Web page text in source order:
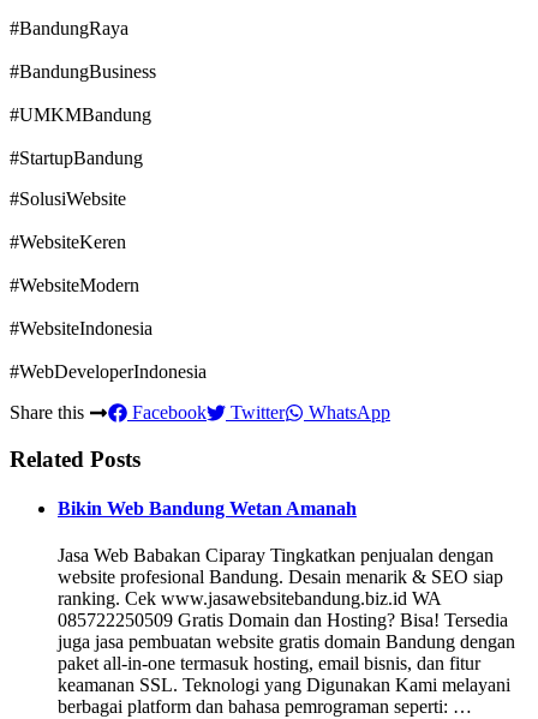
#BandungRaya
#BandungBusiness
#UMKMBandung
#StartupBandung
#SolusiWebsite
#WebsiteKeren
#WebsiteModern
#WebsiteIndonesia
#WebDeveloperIndonesia
Share this
Facebook Twitter WhatsApp
Related Posts
Bikin Web Bandung Wetan Amanah
Jasa Web Babakan Ciparay Tingkatkan penjualan dengan
website profesional Bandung. Desain menarik & SEO siap
ranking. Cek www.jasawebsitebandung.biz.id WA
085722250509 Gratis Domain dan Hosting? Bisa! Tersedia
juga jasa pembuatan website gratis domain Bandung dengan
paket all-in-one termasuk hosting, email bisnis, dan fitur
keamanan SSL. Teknologi yang Digunakan Kami melayani
berbagai platform dan bahasa pemrograman seperti: …